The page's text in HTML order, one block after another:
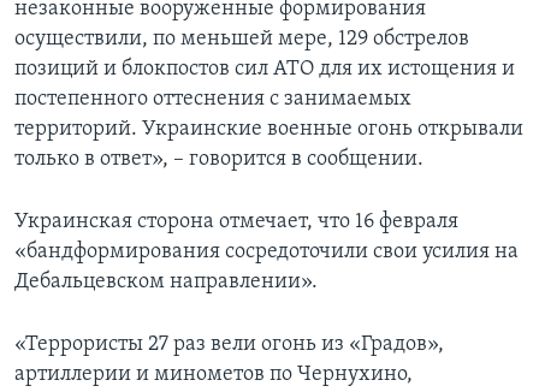
незаконные вооруженные формирования
осуществили, по меньшей мере, 129 обстрелов
позиций и блокпостов сил АТО для их истощения и
постепенного оттеснения с занимаемых
территорий. Украинские военные огонь открывали
только в ответ», – говорится в сообщении.
Украинская сторона отмечает, что 16 февраля
«бандформирования сосредоточили свои усилия на
Дебальцевском направлении».
«Террористы 27 раз вели огонь из «Градов»,
артиллерии и минометов по Чернухино,